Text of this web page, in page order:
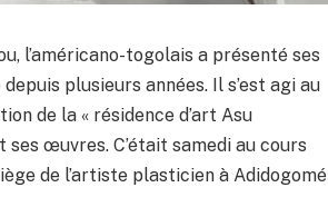
l’américano-togolais a présenté ses
plusieurs années. Il s’est agi au
de la « résidence d’art Asu
œuvres. C’était samedi au cours
de l’artiste plasticien à Adidogomé